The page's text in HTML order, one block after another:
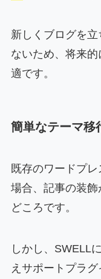
新しくブログを
ないため、将来
適です。
簡単なテーマ移
既存のワードプ
場合、記事の装
どころです。
しかし、SWELL
えサポートプラグ